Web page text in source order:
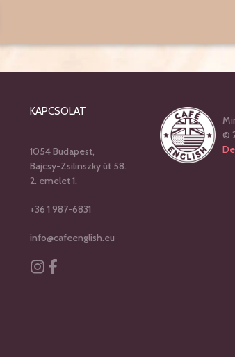
KAPCSOLAT
1054 Budapest,
Bajcsy-Zsilinszky út 58.
2. emelet 1.
+36 1 987-6831
info@cafeenglish.eu
Instagram
Facebook-f
©